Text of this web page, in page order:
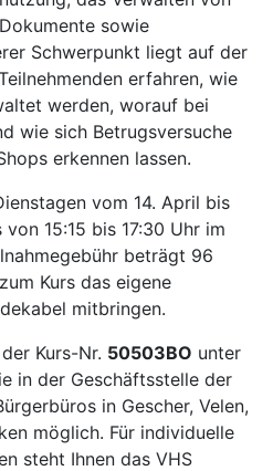
sowie
Schwerpunkt liegt auf der
erfahren, wie
werden, worauf bei
wie sich Betrugsversuche
erkennen lassen.
vom 14. April bis
15:15 bis 17:30 Uhr im
beträgt 96
Kurs das eigene
mitbringen.
Kurs-Nr. 50503BO unter
in der Geschäftsstelle der
in Gescher, Velen,
möglich. Für individuelle
steht Ihnen das VHS